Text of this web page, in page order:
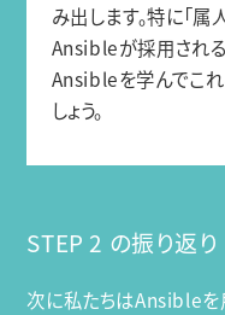
み出します。特に「
Ansibleが採用される
Ansibleを学んでこれ
しょう。
STEP 2 の振り返り
次に私たちはAnsibleを